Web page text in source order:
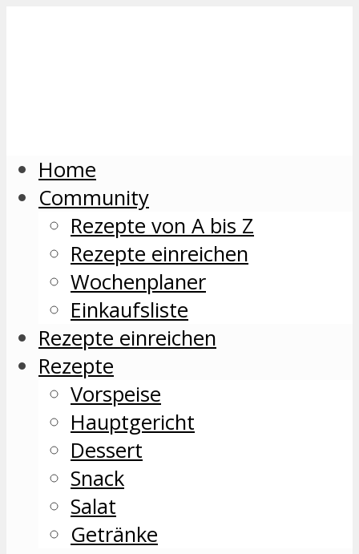
Home
Community
Rezepte von A bis Z
Rezepte einreichen
Wochenplaner
Einkaufsliste
Rezepte einreichen
Rezepte
Vorspeise
Hauptgericht
Dessert
Snack
Salat
Getränke